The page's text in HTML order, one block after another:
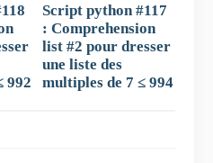
992
Script python #117
: Comprehension
list #2 pour dresser
une liste des
multiples de 7 ≤ 994